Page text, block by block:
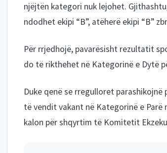
njëjtën kategori nuk lejohet.
ndodhet ekipi “B”, atëherë ekipi “B”
Për rrjedhojë, pavarësisht rezultatit
do të rikthehet në Kategorinë e Dytë
Duke qenë se rregulloret
të vendit vakant në Kategorinë e
kalon për shqyrtim të Komitetit